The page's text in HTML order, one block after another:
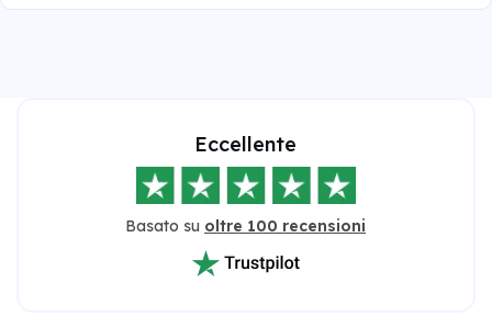
Eccellente
Basato su oltre 100 recensioni